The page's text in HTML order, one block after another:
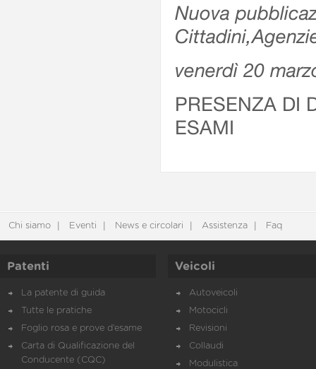
Nuova
venerdì 20
PRESENZA DI
ESAMI
Chi siamo Eventi News e circolari Assistenza Faq
Patenti
La patente di guida
Tutte le pratiche
Foglio rosa e prove d’esame
Carta di Qualificazione del
Conducente (CQC)
Veicoli
Autoveicoli
Motocicli
Revisioni
Collaudi
Modulistica